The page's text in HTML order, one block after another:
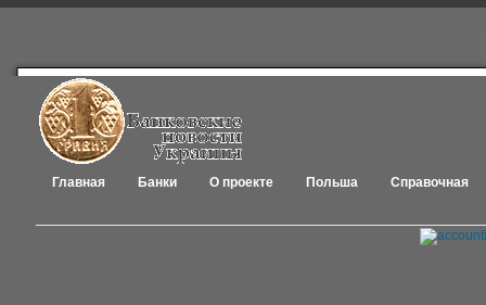
Главная Банки О проекте Польша Справочная